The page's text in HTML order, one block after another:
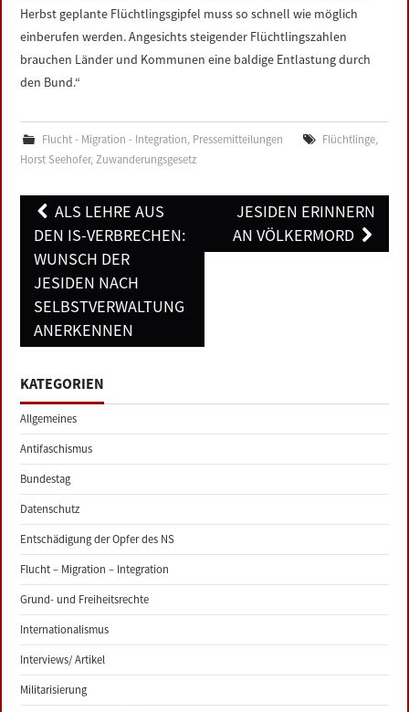
Herbst geplante Flüchtlingsgipfel muss so schnell wie möglich
einberufen werden. Angesichts steigender Flüchtlingszahlen
brauchen Länder und Kommunen eine baldige Entlastung durch
den Bund.“
Flucht - Migration - Integration, Pressemitteilungen Flüchtlinge,
Horst Seehofer,Zuwanderungsgesetz
Post
navigation
ALS LEHRE AUS
DEN IS-VERBRECHEN:
WUNSCH DER
JESIDEN NACH
SELBSTVERWALTUNG
ANERKENNEN
JESIDEN ERINNERN
AN VÖLKERMORD
KATEGORIEN
Allgemeines
Antifaschismus
Bundestag
Datenschutz
Entschädigung der Opfer des NS
Flucht – Migration – Integration
Grund- und Freiheitsrechte
Internationalismus
Interviews/ Artikel
Militarisierung